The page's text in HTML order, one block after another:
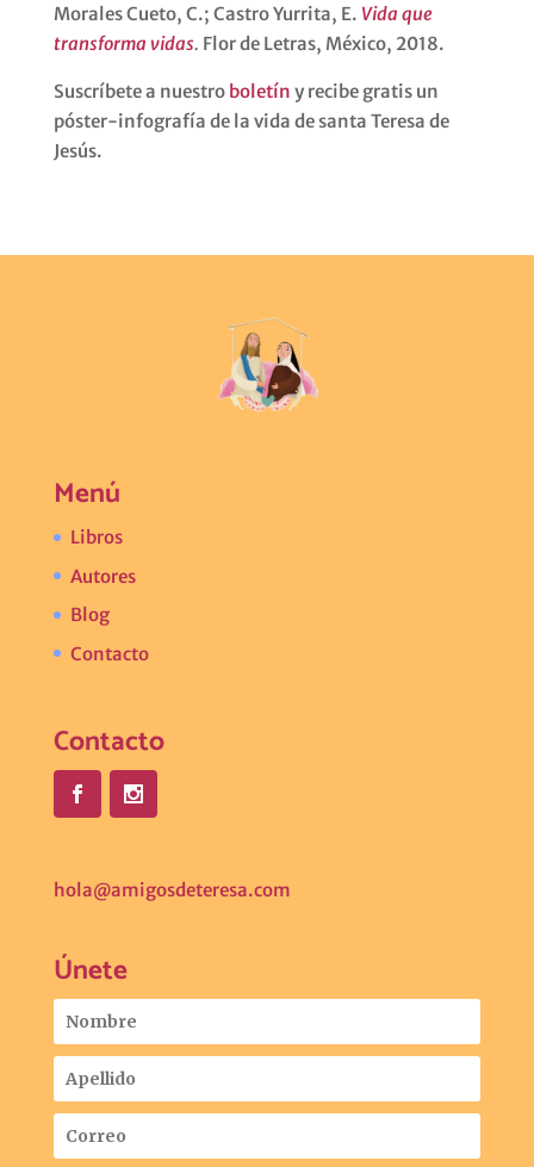
Morales Cueto, C.; Castro Yurrita, E. Vida que
transforma vidas. Flor de Letras, México, 2018.
Suscríbete a nuestro boletín y recibe gratis un
póster-infografía de la vida de santa Teresa de
Jesús.
Menú
Libros
Autores
Blog
Contacto
Contacto
hola@amigosdeteresa.com
Únete